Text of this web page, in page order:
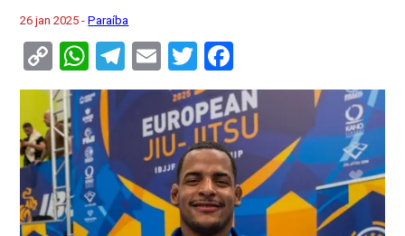
26 jan 2025 -Paraíba
Copy
Link
WhatsApp
Telegram
EmailTwitter